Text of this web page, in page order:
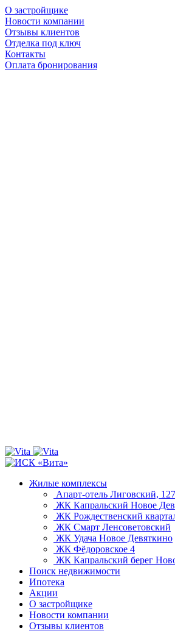
О застройщике
Новости компании
Отзывы клиентов
Отделка под ключ
Контакты
Оплата бронирования
Жилые комплексы
Апарт-отель Лиговский, 127
ЖК Капральский Новое
ЖК Рождественский
ЖК Смарт Ленсоветовский
ЖК Удача Новое Девяткино
ЖК Фёдоровское 4
ЖК Капральский берег
Поиск недвижимости
Ипотека
Акции
О застройщике
Новости компании
Отзывы клиентов